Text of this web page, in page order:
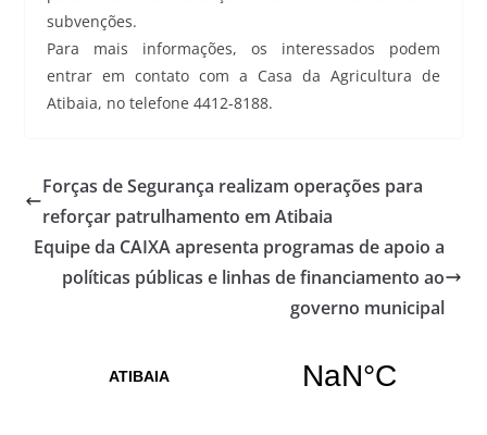
subvenções.
Para mais informações, os interessados podem
entrar em contato com a Casa da Agricultura de
Atibaia, no telefone 4412-8188.
Forças de Segurança realizam operações para
reforçar patrulhamento em Atibaia
Equipe da CAIXA apresenta programas de apoio a
políticas públicas e linhas de financiamento ao
governo municipal